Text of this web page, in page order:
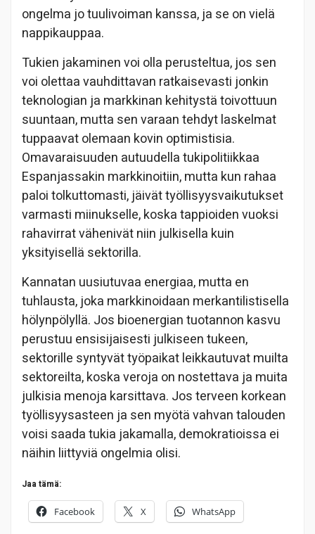
ongelma jo tuulivoiman kanssa, ja se on vielä
nappikauppaa.
Tukien jakaminen voi olla perusteltua, jos sen
voi olettaa vauhdittavan ratkaisevasti jonkin
teknologian ja markkinan kehitystä toivottuun
suuntaan, mutta sen varaan tehdyt laskelmat
tuppaavat olemaan kovin optimistisia.
Omavaraisuuden autuudella tukipolitiikkaa
Espanjassakin markkinoitiin, mutta kun rahaa
paloi tolkuttomasti, jäivät työllisyysvaikutukset
varmasti miinukselle, koska tappioiden vuoksi
rahavirrat vähenivät niin julkisella kuin
yksityisellä sektorilla.
Kannatan uusiutuvaa energiaa, mutta en
tuhlausta, joka markkinoidaan merkantilistisella
hölynpölyllä. Jos bioenergian tuotannon kasvu
perustuu ensisijaisesti julkiseen tukeen,
sektorille syntyvät työpaikat leikkautuvat muilta
sektoreilta, koska veroja on nostettava ja muita
julkisia menoja karsittava. Jos terveen korkean
työllisyysasteen ja sen myötä vahvan talouden
voisi saada tukia jakamalla, demokratioissa ei
näihin liittyviä ongelmia olisi.
Jaa tämä:
Facebook X WhatsApp